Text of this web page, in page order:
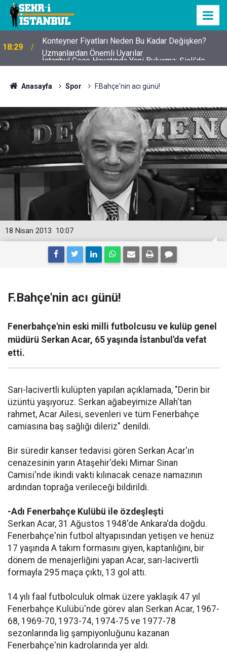
23:25
İstanbul Gece Hayatında Yeni Buluşma: Şişli’de
Army of Fighters 5 Gecesi
Anasayfa Spor F.Bahçe'nin acı günü!
10:07
18 Nisan 2013
F.Bahçe'nin acı günü!
Fenerbahçe'nin eski milli futbolcusu ve kulüp genel
müdürü Serkan Acar, 65 yaşında İstanbul'da vefat
etti.
Sarı-lacivertli kulüpten yapılan açıklamada, "Derin bir
üzüntü yaşıyoruz. Serkan ağabeyimize Allah'tan
rahmet, Acar Ailesi, sevenleri ve tüm Fenerbahçe
camiasına baş sağlığı dileriz" denildi.
Bir süredir kanser tedavisi gören Serkan Acar'ın
cenazesinin yarın Ataşehir'deki Mimar Sinan
Camisi'nde ikindi vakti kılınacak cenaze namazının
ardından toprağa verileceği bildirildi.
-Adı Fenerbahçe Kulübü ile özdeşleşti
Serkan Acar, 31 Ağustos 1948'de Ankara'da doğdu.
Fenerbahçe'nin futbol altyapısından yetişen ve henüz
17 yaşında A takım formasını giyen, kaptanlığını, bir
dönem de menajerliğini yapan Acar, sarı-lacivertli
formayla 295 maça çıktı, 13 gol attı.
14 yılı faal futbolculuk olmak üzere yaklaşık 47 yıl
Fenerbahçe Kulübü'nde görev alan Serkan Acar, 1967-
68, 1969-70, 1973-74, 1974-75 ve 1977-78
sezonlarında lig şampiyonluğunu kazanan
Fenerbahçe'nin kadrolarında yer aldı.